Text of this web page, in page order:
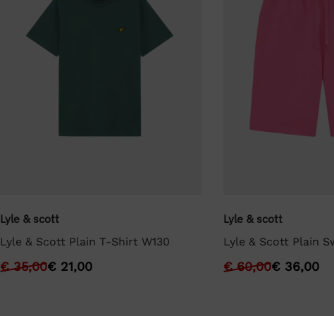
Lyle & scott
Lyle & Scott Plain T-Shirt W130
€35,00€21,00
Lyle & scott
Lyle & Scott Plain
€60,00€ 36,00